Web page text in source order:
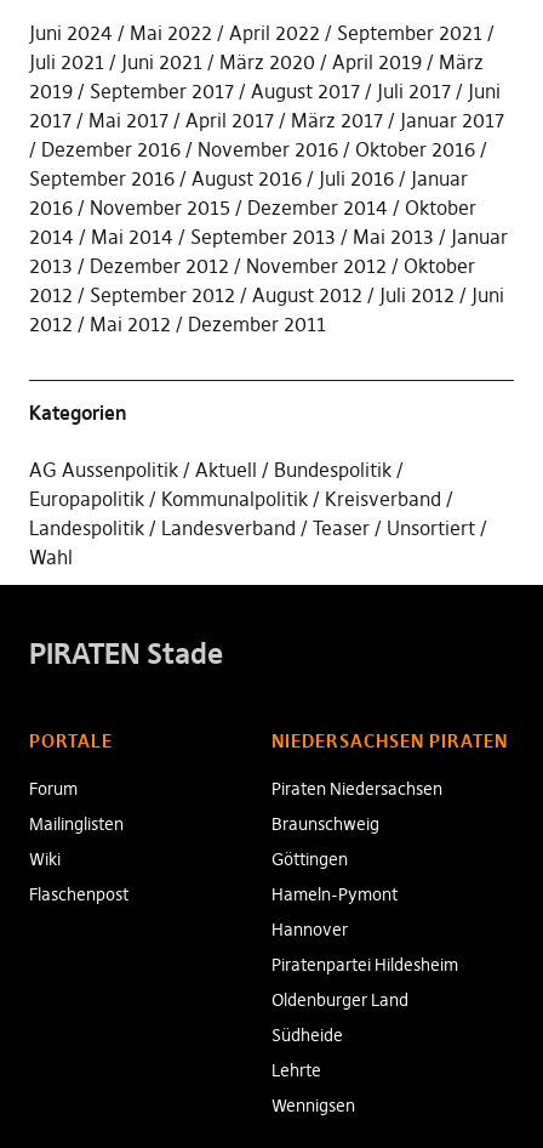
Juni 2024 Mai 2022 April 2022
September 2021
Juli 2021
Juni 2021 März 2020 April 2019
März
2019
September 2017 August 2017 Juli 2017
Juni
2017
Mai 2017 April 2017 März 2017
Januar 2017
Dezember 2016
November 2016
Oktober 2016
September 2016
August 2016 Juli 2016
Januar
2016
November 2015 Dezember 2014
Oktober
2014
Mai 2014 September 2013 Mai 2013
Januar
2013
Dezember 2012 November 2012
Oktober
2012
September 2012 August 2012 Juli 2012
Juni
2012
Mai 2012 Dezember 2011
Kategorien
AG Aussenpolitik Aktuell
Bundespolitik
Europapolitik
Kommunalpolitik
Kreisverband
Landespolitik
Landesverband Teaser
Unsortiert
Wahl
PIRATEN Stade
PORTALE
Forum
Mailinglisten
Wiki
Flaschenpost
NIEDERSACHSEN PIRATEN
Piraten Niedersachsen
Braunschweig
Göttingen
Hameln-Pymont
Hannover
Piratenpartei Hildesheim
Oldenburger Land
Südheide
Lehrte
Wennigsen